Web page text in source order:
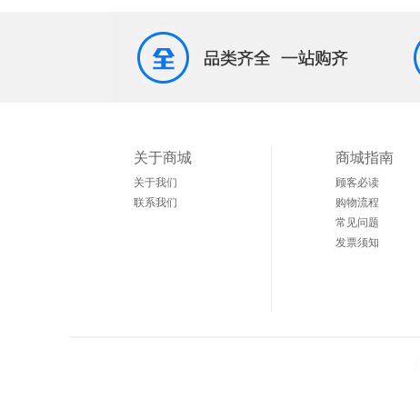
关于商城
关于我们
联系我们
商城指南
顾客必读
购物流程
常见问题
发票须知